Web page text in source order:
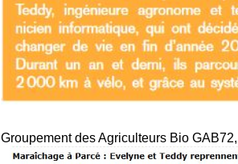
Groupement des Agriculteurs Bio